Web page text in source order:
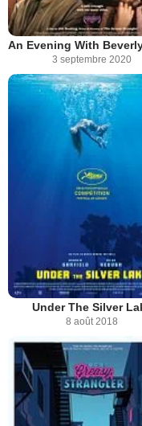
3 septembre 2020
Under The Silver
8 août 2018